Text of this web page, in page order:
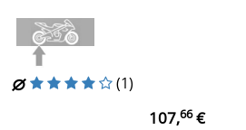
(1)
107,66€